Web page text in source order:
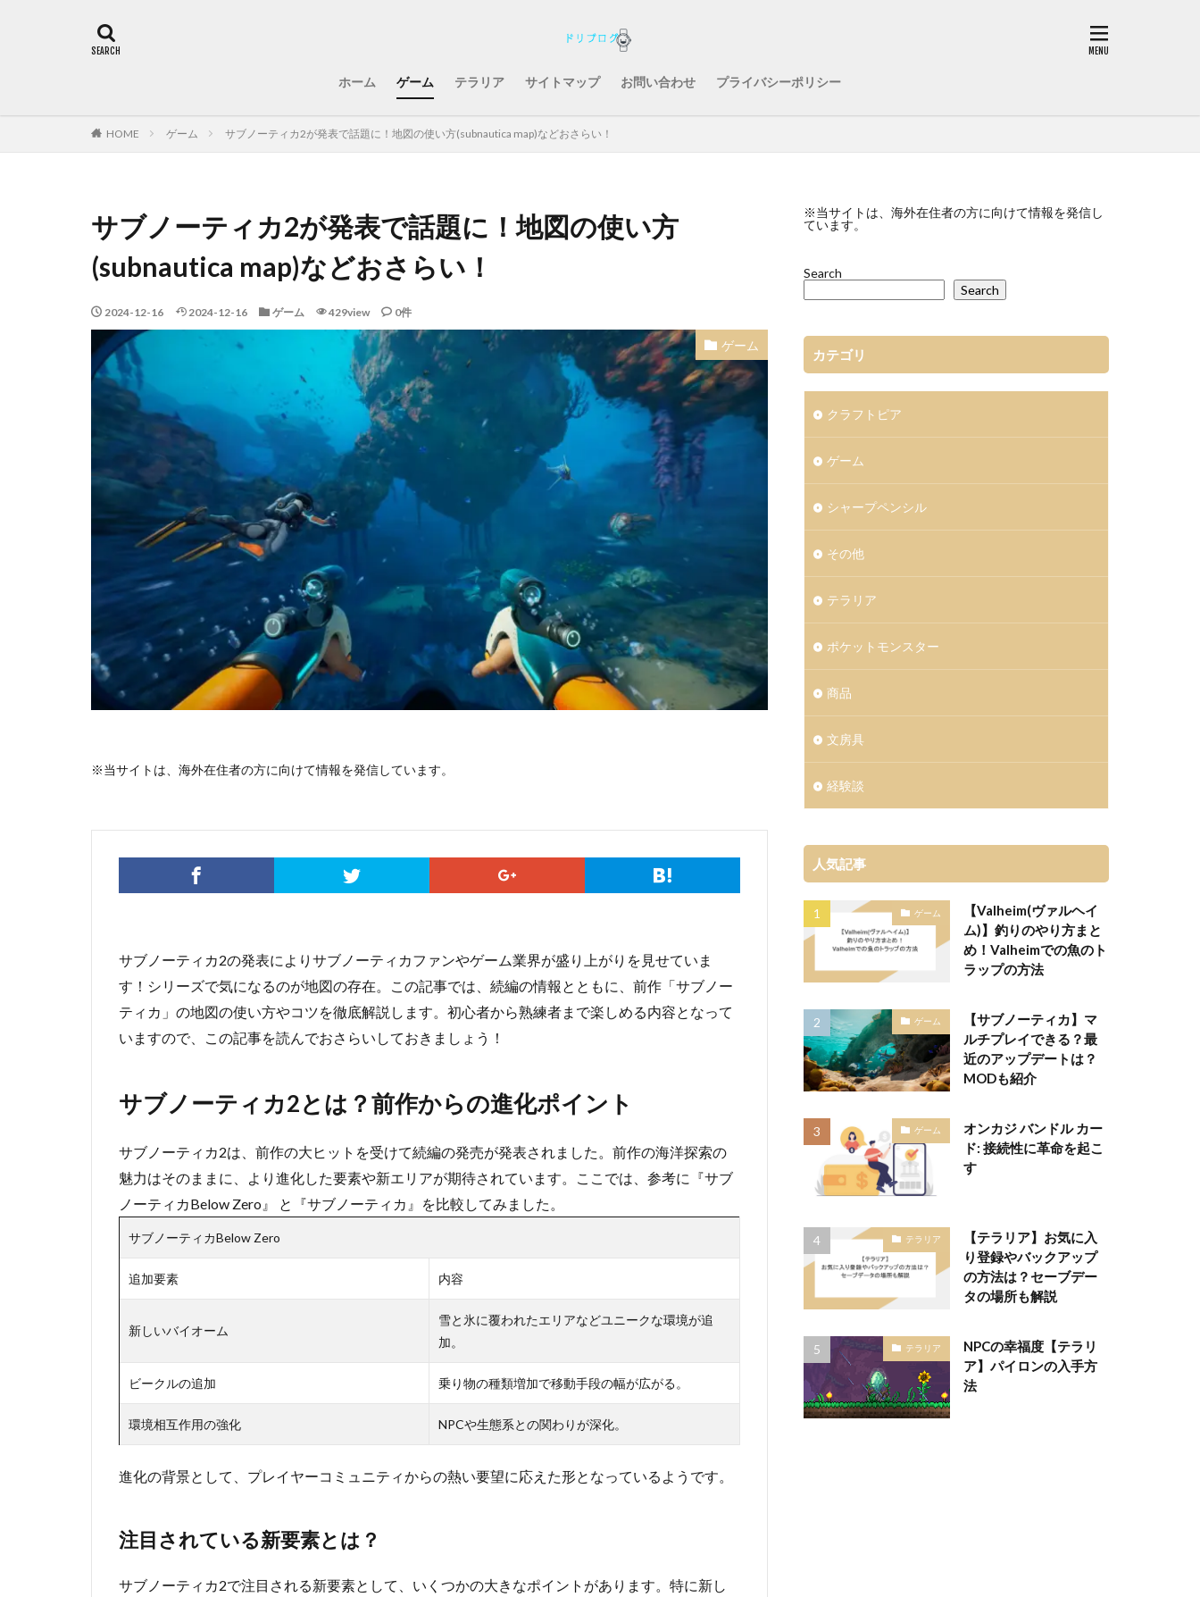
ホーム ゲーム テラリア サイトマップ お問い合わせ プライバシーポリシー
HOME ゲーム サブノーティカ2が発表で話題に！地図の使い方(subnautica map)などおさらい！
サブノーティカ2が発表で話題に！地図の使い方
(subnautica map)などおさらい！
2024-12-16 2024-12-16 ゲーム 429view 0件
ゲーム
※当サイトは、海外在住者の方に向けて情報を発信しています。
サブノーティカ2の発表によりサブノーティカファンやゲーム業界が盛り上がりを見せていま
す！シリーズで気になるのが地図の存在。この記事では、続編の情報とともに、前作「サブノー
ティカ」の地図の使い方やコツを徹底解説します。初心者から熟練者まで楽しめる内容となって
いますので、この記事を読んでおさらいしておきましょう！
サブノーティカ2とは？前作からの進化ポイント
サブノーティカ2は、前作の大ヒットを受けて続編の発売が発表されました。前作の海洋探索の
魅力はそのままに、より進化した要素や新エリアが期待されています。ここでは、参考に『サブ
ノーティカBelow Zero』 と『サブノーティカ』を比較してみました。
サブノーティカBelow Zero
追加要素 内容
新しいバイオーム
雪と氷に覆われたエリアなどユニークな環境が追
加。
ビークルの追加 乗り物の種類増加で移動手段の幅が広がる。
環境相互作用の強化 NPCや生態系との関わりが深化。
進化の背景として、プレイヤーコミュニティからの熱い要望に応えた形となっているようです。
注目されている新要素とは？
サブノーティカ2で注目される新要素として、いくつかの大きなポイントがあります。特に新し
※当サイトは、海外在住者の方に向けて情報を発信し
ています。
Search
Search
カテゴリ
クラフトピア
ゲーム
シャープペンシル
その他
テラリア
ポケットモンスター
商品
文房具
経験談
人気記事
ゲーム
【Valheim(ヴァルヘイ
ム)】釣りのやり方まと
め！Valheimでの魚のト
ラップの方法
ゲーム
【サブノーティカ】マ
ルチプレイできる？最
近のアップデートは？
MODも紹介
ゲーム
オンカジ バンドル カー
ド: 接続性に革命を起こ
す
テラリア
【テラリア】お気に入
り登録やバックアップ
の方法は？セーブデー
タの場所も解説
テラリア
NPCの幸福度【テラリ
ア】パイロンの入手方
法